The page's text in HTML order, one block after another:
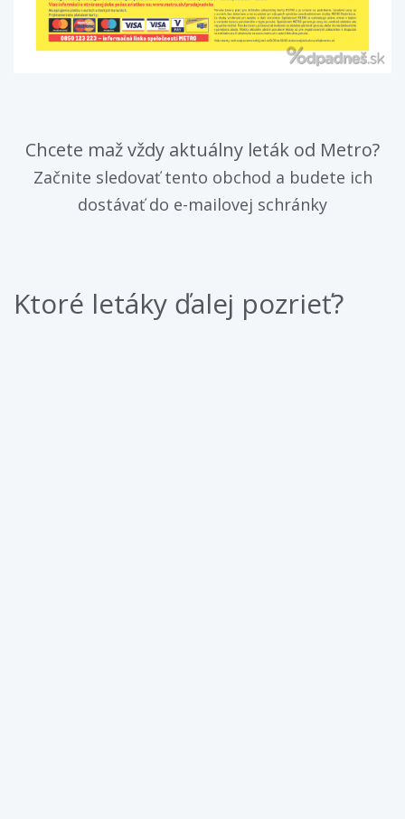
Chcete maž vždy aktuálny leták od Metro?
Začnite sledovať tento obchod a budete ich
dostávať do e-mailovej schránky
Ktoré letáky ďalej pozrieť?